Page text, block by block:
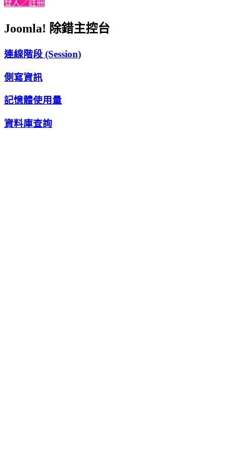
登入／註冊
Joomla! 除錯主控台
連線階段 (Session)
側寫資訊
記憶體使用量
資料庫查詢